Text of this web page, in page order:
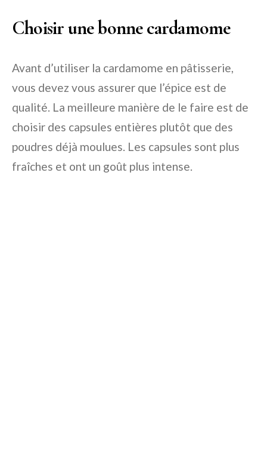
Choisir une bonne cardamome
Avant d’utiliser la cardamome en pâtisserie,
vous devez vous assurer que l’épice est de
qualité. La meilleure manière de le faire est de
choisir des capsules entières plutôt que des
poudres déjà moulues. Les capsules sont plus
fraîches et ont un goût plus intense.